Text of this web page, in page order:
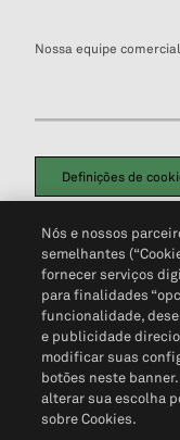
Nossa equipe comercial
Definições de
Política de Privacidade
Não Venda Minhas
Nós e nossos
semelhantes
fornecer serviços
para finalidades
funcionalidade,
e publicidade
modificar suas
botões neste
alterar sua escolha
sobre Cookies.